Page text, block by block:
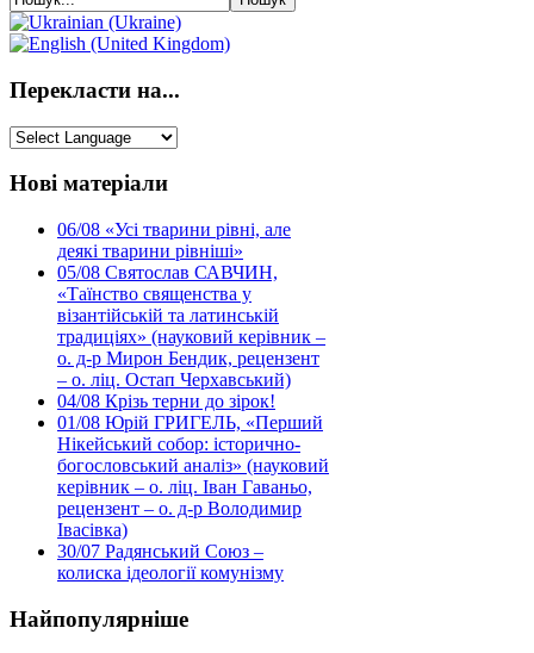
Перекласти на...
Нові матеріали
06/08 «Усі тварини рівні, але
деякі тварини рівніші»
05/08 Святослав САВЧИН,
«Таїнство священства у
візантійській та латинській
традиціях» (науковий керівник –
о. д-р Мирон Бендик, рецензент
– о. ліц. Остап Черхавський)
04/08 Крізь терни до зірок!
01/08 Юрій ГРИГЕЛЬ, «Перший
Нікейський собор: історично-
богословський аналіз» (науковий
керівник – о. ліц. Іван Гаваньо,
рецензент – о. д-р Володимир
Івасівка)
30/07 Радянський Союз –
колиска ідеології комунізму
Найпопулярніше